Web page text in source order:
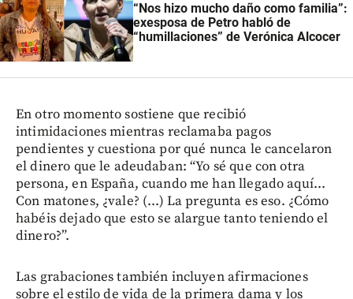
“Nos hizo mucho daño como familia”:
exesposa de Petro habló de
“humillaciones” de Verónica Alcocer
En otro momento sostiene que recibió
intimidaciones mientras reclamaba pagos
pendientes y cuestiona por qué nunca le cancelaron
el dinero que le adeudaban: “Yo sé que con otra
persona, en España, cuando me han llegado aquí...
Con matones, ¿vale? (...) La pregunta es eso. ¿Cómo
habéis dejado que esto se alargue tanto teniendo el
dinero?”.
Las grabaciones también incluyen afirmaciones
sobre el estilo de vida de la primera dama y los